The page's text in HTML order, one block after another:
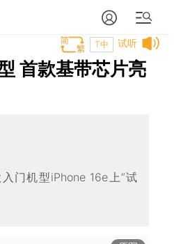
试听
T中
首款基带芯片亮
门机型iPhone 16e上“试